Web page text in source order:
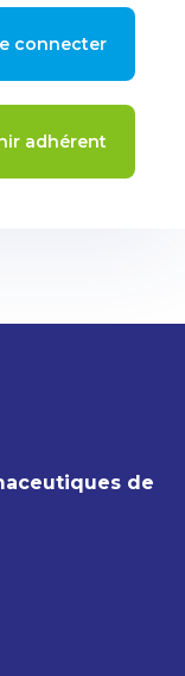
connecter
adhérent
de